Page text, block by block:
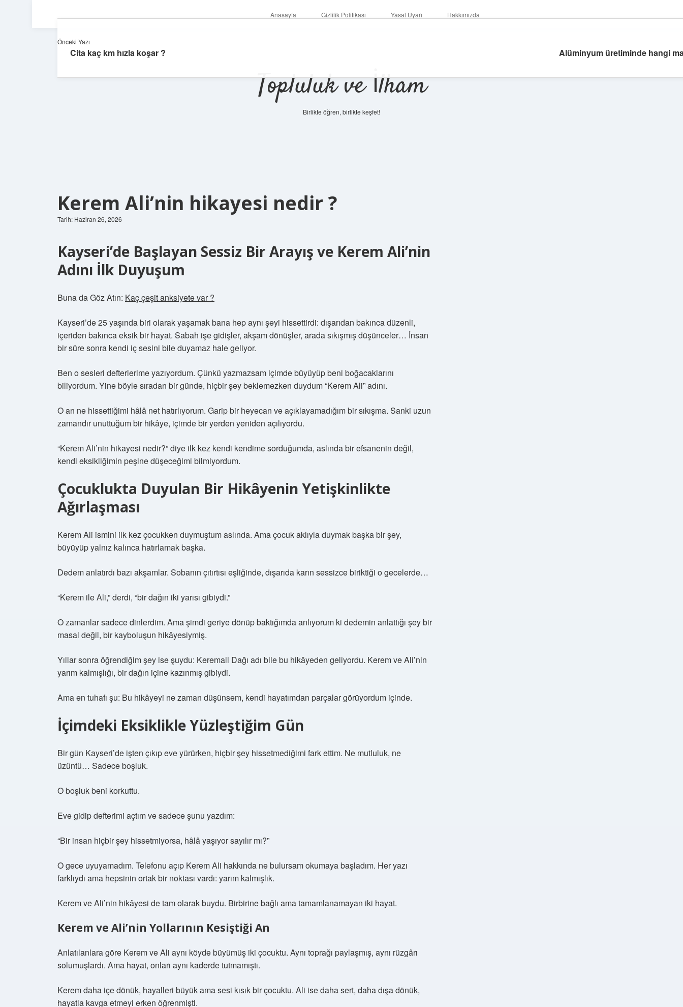
Anasayfa Gizlilik Politikası Yasal Uyarı Hakkımızda
Topluluk ve İlham
Birlikte öğren, birlikte keşfet!
Kerem Ali’nin hikayesi nedir ?
Tarih: Haziran 26, 2026
Kayseri’de Başlayan Sessiz Bir Arayış ve Kerem Ali’nin
Adını İlk Duyuşum
Buna da Göz Atın: Kaç çeşit anksiyete var ?
Kayseri’de 25 yaşında biri olarak yaşamak bana hep aynı şeyi hissettirdi: dışarıdan bakınca düzenli,
içeriden bakınca eksik bir hayat. Sabah işe gidişler, akşam dönüşler, arada sıkışmış düşünceler… İnsan
bir süre sonra kendi iç sesini bile duyamaz hale geliyor.
Ben o sesleri defterlerime yazıyordum. Çünkü yazmazsam içimde büyüyüp beni boğacaklarını
biliyordum. Yine böyle sıradan bir günde, hiçbir şey beklemezken duydum “Kerem Ali” adını.
O an ne hissettiğimi hâlâ net hatırlıyorum. Garip bir heyecan ve açıklayamadığım bir sıkışma. Sanki uzun
zamandır unuttuğum bir hikâye, içimde bir yerden yeniden açılıyordu.
“Kerem Ali’nin hikayesi nedir?” diye ilk kez kendi kendime sorduğumda, aslında bir efsanenin değil,
kendi eksikliğimin peşine düşeceğimi bilmiyordum.
Çocuklukta Duyulan Bir Hikâyenin Yetişkinlikte
Ağırlaşması
Kerem Ali ismini ilk kez çocukken duymuştum aslında. Ama çocuk aklıyla duymak başka bir şey,
büyüyüp yalnız kalınca hatırlamak başka.
Dedem anlatırdı bazı akşamlar. Sobanın çıtırtısı eşliğinde, dışarıda karın sessizce biriktiği o gecelerde…
“Kerem ile Ali,” derdi, “bir dağın iki yarısı gibiydi.”
O zamanlar sadece dinlerdim. Ama şimdi geriye dönüp baktığımda anlıyorum ki dedemin anlattığı şey bir
masal değil, bir kayboluşun hikâyesiymiş.
Yıllar sonra öğrendiğim şey ise şuydu: Keremali Dağı adı bile bu hikâyeden geliyordu. Kerem ve Ali’nin
yarım kalmışlığı, bir dağın içine kazınmış gibiydi.
Ama en tuhafı şu: Bu hikâyeyi ne zaman düşünsem, kendi hayatımdan parçalar görüyordum içinde.
İçimdeki Eksiklikle Yüzleştiğim Gün
Bir gün Kayseri’de işten çıkıp eve yürürken, hiçbir şey hissetmediğimi fark ettim. Ne mutluluk, ne
üzüntü… Sadece boşluk.
O boşluk beni korkuttu.
Eve gidip defterimi açtım ve sadece şunu yazdım:
“Bir insan hiçbir şey hissetmiyorsa, hâlâ yaşıyor sayılır mı?”
O gece uyuyamadım. Telefonu açıp Kerem Ali hakkında ne bulursam okumaya başladım. Her yazı
farklıydı ama hepsinin ortak bir noktası vardı: yarım kalmışlık.
Kerem ve Ali’nin hikâyesi de tam olarak buydu. Birbirine bağlı ama tamamlanamayan iki hayat.
Kerem ve Ali’nin Yollarının Kesiştiği An
Anlatılanlara göre Kerem ve Ali aynı köyde büyümüş iki çocuktu. Aynı toprağı paylaşmış, aynı rüzgârı
solumuşlardı. Ama hayat, onları aynı kaderde tutmamıştı.
Kerem daha içe dönük, hayalleri büyük ama sesi kısık bir çocuktu. Ali ise daha sert, daha dışa dönük,
hayatla kavga etmeyi erken öğrenmişti.
Önceki Yazı
Cita kaç km hızla koşar ? Alüminyum üretiminde hangi